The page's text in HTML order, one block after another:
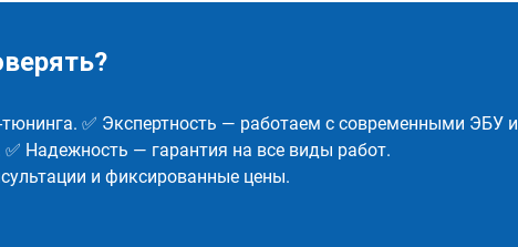
✅ Экспертность — работаем с современными ЭБУ и
Надежность — гарантия на все виды работ.
и фиксированные цены.